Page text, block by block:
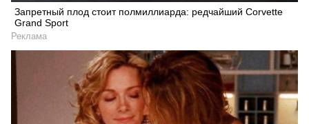
Запретный плод стоит полмиллиарда: редчайший Corvette
Grand Sport
Реклама